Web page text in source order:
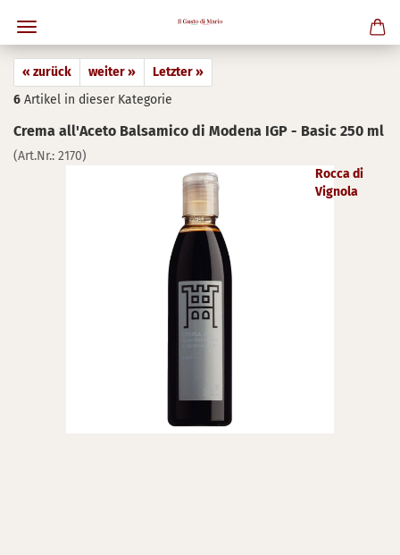
« zurück weiter »
Letzter »
6 Artikel in dieser Kategorie
Crema all'Aceto Bal­sa­mi­co di Mo­de­na IGP - Basic 250 ml
(Art.Nr.: 2170)
Rocca di
Vignola